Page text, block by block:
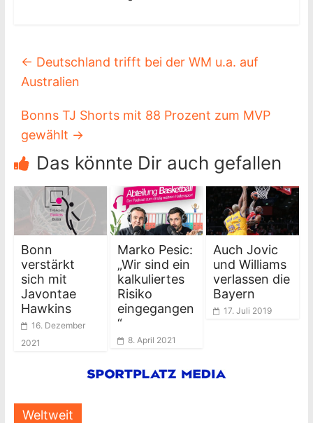
← Deutschland trifft bei der WM u.a. auf
Australien
Bonns TJ Shorts mit 88 Prozent zum MVP
gewählt →
Das könnte Dir auch gefallen
Bonn
verstärkt
sich mit
Javontae
Hawkins
16. Dezember
2021
Marko Pesic:
„Wir sind ein
kalkuliertes
Risiko
eingegangen
“
8. April 2021
Auch Jovic
und Williams
verlassen die
Bayern
17. Juli 2019
Weltweit